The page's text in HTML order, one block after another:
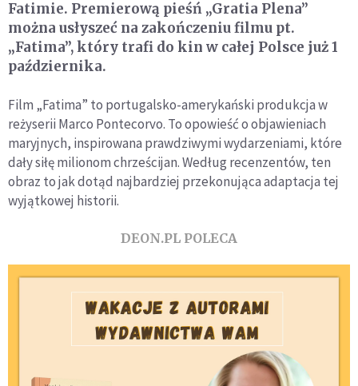
Fatimie. Premierową pieśń „Gratia Plena”
można usłyszeć na zakończeniu filmu pt.
„Fatima”, który trafi do kin w całej Polsce już 1
października.
Film „Fatima” to portugalsko-amerykański produkcja w
reżyserii Marco Pontecorvo. To opowieść o objawieniach
maryjnych, inspirowana prawdziwymi wydarzeniami, które
dały siłę milionom chrześcijan. Według recenzentów, ten
obraz to jak dotąd najbardziej przekonująca adaptacja tej
wyjątkowej historii.
DEON.PL POLECA